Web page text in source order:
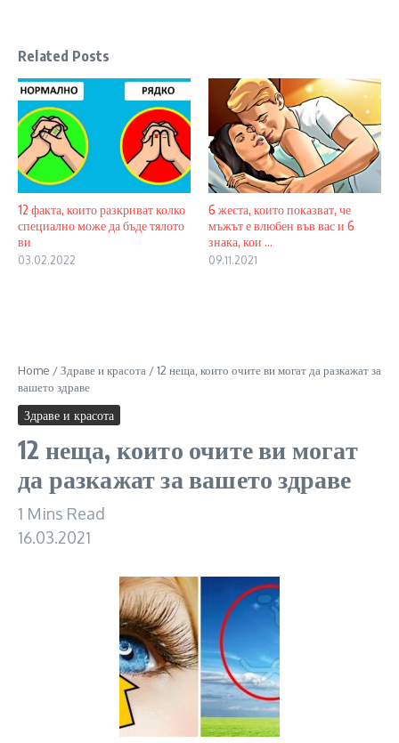
Related Posts
12 факта, които разкриват колко
специално може да бъде тялото
ви
03.02.2022
6 жеста, които показват, че
мъжът е влюбен във вас и 6
знака, кои ...
09.11.2021
Home /Здраве и красота /12 неща, които очите ви могат да разкажат за
вашето здраве
Здраве и красота
12 неща, които очите ви могат
да разкажат за вашето здраве
1 Mins Read
16.03.2021